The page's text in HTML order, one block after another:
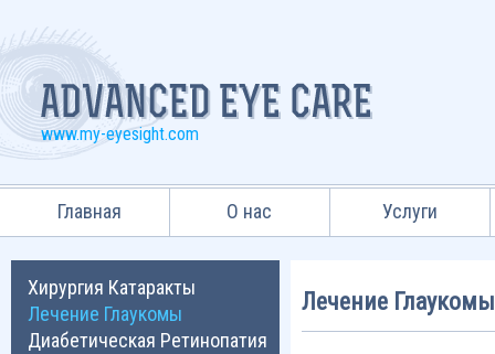
www.my-eyesight.com
Главная О нас Услуги
Хирургия Катаракты
Лечение Глаукомы
Диабетическая Ретинопатия
Лечение Глаукомы